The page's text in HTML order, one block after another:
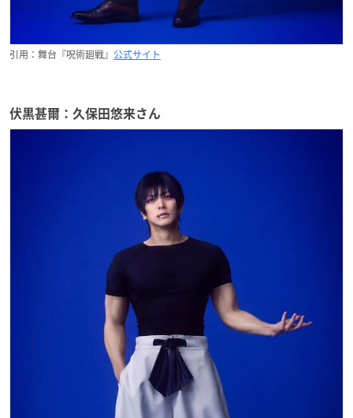
引用：舞台『呪術廻戦』 公式サイト
伏黒甚爾：久保田悠来さん